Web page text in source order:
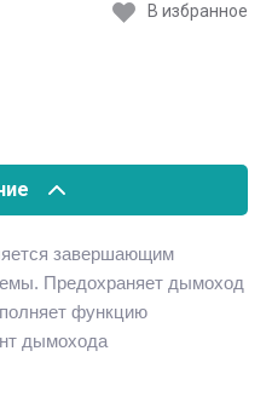
В избранное
завершающим
Предохраняет дымоход
функцию
дымохода